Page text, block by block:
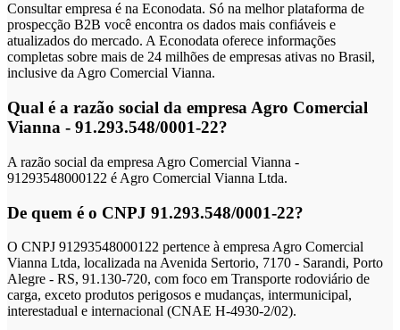
Consultar empresa é na Econodata. Só na melhor plataforma de
prospecção B2B você encontra os dados mais confiáveis e
atualizados do mercado. A Econodata oferece informações
completas sobre mais de 24 milhões de empresas ativas no Brasil,
inclusive da Agro Comercial Vianna.
Qual é a razão social da empresa Agro Comercial
Vianna - 91.293.548/0001-22?
A razão social da empresa Agro Comercial Vianna -
91293548000122 é Agro Comercial Vianna Ltda.
De quem é o CNPJ 91.293.548/0001-22?
O CNPJ 91293548000122 pertence à empresa Agro Comercial
Vianna Ltda, localizada na Avenida Sertorio, 7170 - Sarandi, Porto
Alegre - RS, 91.130-720, com foco em Transporte rodoviário de
carga, exceto produtos perigosos e mudanças, intermunicipal,
interestadual e internacional (CNAE H-4930-2/02).